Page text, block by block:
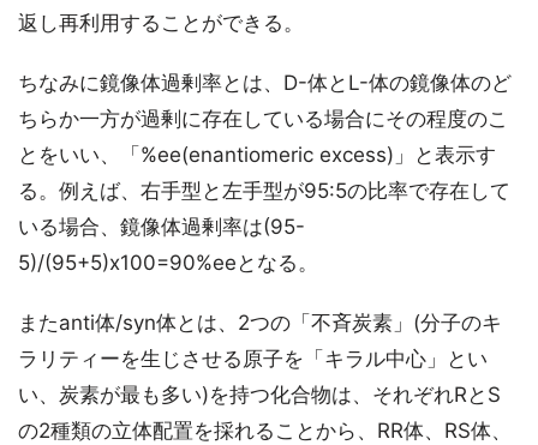
返し再利用することができる。
ちなみに鏡像体過剰率とは、D-体とL-体の鏡像体のど
ちらか一方が過剰に存在している場合にその程度のこ
とをいい、「%ee(enantiomeric excess)」と表示す
る。例えば、右手型と左手型が95:5の比率で存在して
いる場合、鏡像体過剰率は(95-
5)/(95+5)x100=90%eeとなる。
またanti体/syn体とは、2つの「不斉炭素」(分子のキ
ラリティーを生じさせる原子を「キラル中心」とい
い、炭素が最も多い)を持つ化合物は、それぞれRとS
の2種類の立体配置を採れることから、RR体、RS体、